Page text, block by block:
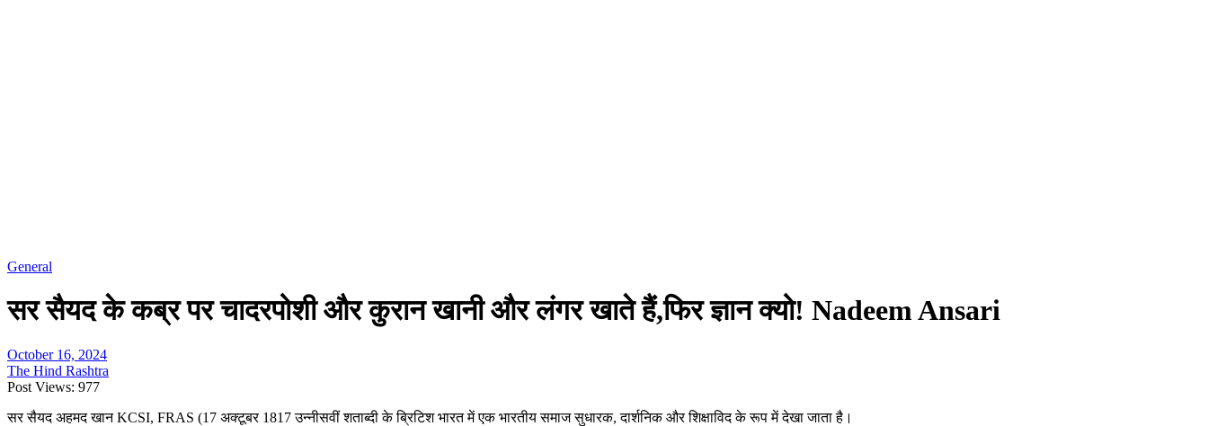
General
सर सैयद के कब्र पर चादरपोशी और कुरान खानी और लंगर खाते हैं,फिर ज्ञान क्यो! Nadeem Ansari
October 16, 2024
The Hind Rashtra
Post Views: 977
सर सैयद अहमद खान KCSI, FRAS (17 अक्टूबर 1817 उन्नीसवीं शताब्दी के ब्रिटिश भारत में एक भारतीय समाज सुधारक, दार्शनिक और शिक्षाविद के रूप में देखा जाता है।